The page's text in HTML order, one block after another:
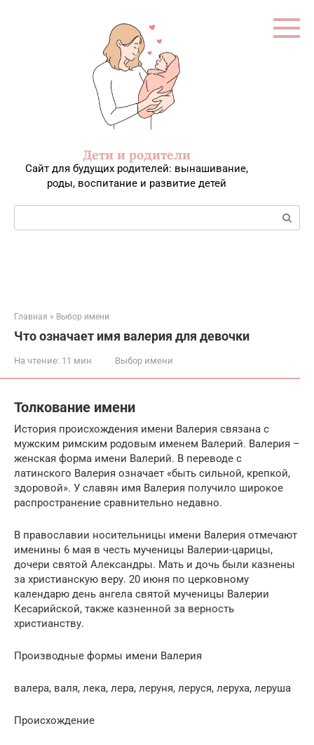
Дети и родители
Сайт для будущих родителей: вынашивание,
роды, воспитание и развитие детей
Поиск:
Главная » Выбор имени
Что означает имя валерия для девочки
На чтение: 11 мин Выбор имени
Толкование имени
История происхождения имени Валерия связана с
мужским римским родовым именем Валерий. Валерия –
женская форма имени Валерий. В переводе с
латинского Валерия означает «быть сильной, крепкой,
здоровой». У славян имя Валерия получило широкое
распространение сравнительно недавно.
В православии носительницы имени Валерия отмечают
именины 6 мая в честь мученицы Валерии-царицы,
дочери святой Александры. Мать и дочь были казнены
за христианскую веру. 20 июня по церковному
календарю день ангела святой мученицы Валерии
Кесарийской, также казненной за верность
христианству.
Производные формы имени Валерия
валера, валя, лека, лера, леруня, леруся, леруха, леруша
Проиcхождение